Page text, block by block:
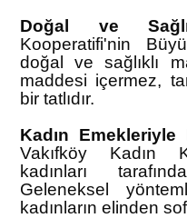
Doğal ve
Kooperatifi'nin
doğal ve sağlıklı
maddesi içermez,
bir tatlıdır.
Kadın Emekleriyle
Vakıfköy Kadın
kadınları
Geleneksel
kadınların elinden